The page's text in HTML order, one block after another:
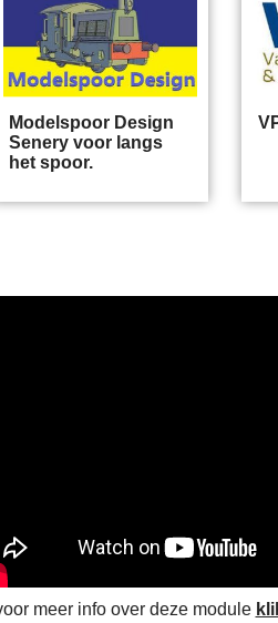
Modelspoor Design
Senery voor langs
het spoor.
meer info over deze module